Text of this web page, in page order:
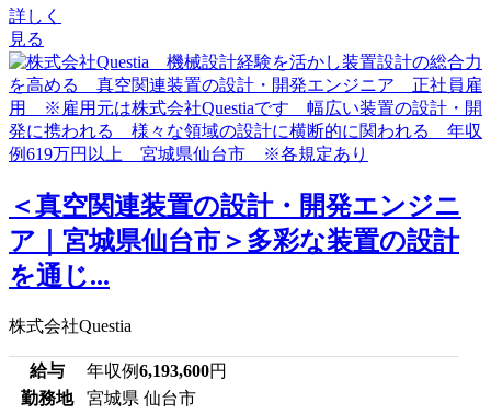
詳しく
見る
＜真空関連装置の設計・開発エンジニ
ア｜宮城県仙台市＞多彩な装置の設計
を通じ...
株式会社Questia
給与 年収例6,193,600円
勤務地
宮城県 仙台市